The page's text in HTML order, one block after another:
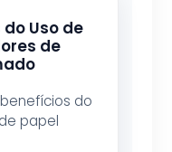
Uso de
de
do
papel